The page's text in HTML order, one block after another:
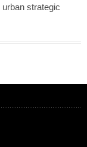
urban strategic